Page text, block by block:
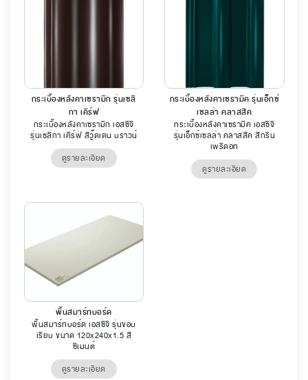
กระเบื้องหลังคาเซรามิก รุ่นเซลิ
กา เคิร์ฟ
กระเบื้องหลังคาเซรามิก เอสซีจี
รุ่นเซลิกา เคิร์ฟ สีวู๊ดเดน บราวน์
ดูรายละเอียด
กระเบื้องหลังคาเซรามิค รุ่นเอ็กซ์
เซลล่า คลาสสิค
กระเบื้องหลังคาเซรามิค เอสซีจี
รุ่นเอ็กซ์เซลล่า คลาสสิค สีกรีน
เพริดอท
ดูรายละเอียด
พื้นสมาร์ทบอร์ด
พื้นสมาร์ทบอร์ด เอสซีจี รุ่นขอบ
เรียบ ขนาด 120x240x1.5 สี
ซีเมนต์
ดูรายละเอียด